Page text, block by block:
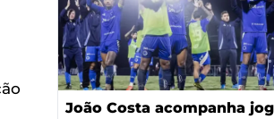
João Costa acompanha